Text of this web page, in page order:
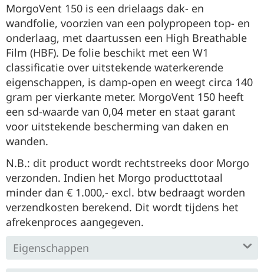
MorgoVent 150 is een drielaags dak- en
wandfolie, voorzien van een polypropeen top- en
onderlaag, met daartussen een High Breathable
Film (HBF). De folie beschikt met een W1
classificatie over uitstekende waterkerende
eigenschappen, is damp-open en weegt circa 140
gram per vierkante meter. MorgoVent 150 heeft
een sd-waarde van 0,04 meter en staat garant
voor uitstekende bescherming van daken en
wanden.
N.B.: dit product wordt rechtstreeks door Morgo
verzonden. Indien het Morgo producttotaal
minder dan € 1.000,- excl. btw bedraagt worden
verzendkosten berekend. Dit wordt tijdens het
afrekenproces aangegeven.
Eigenschappen